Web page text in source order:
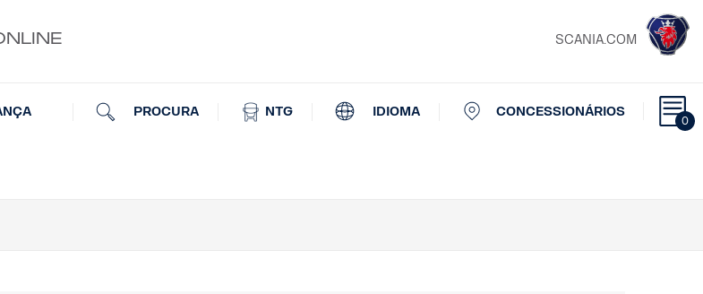
SCANIA.COM
0
PROCURA NTG IDIOMA CONCESSIONÁRIOS